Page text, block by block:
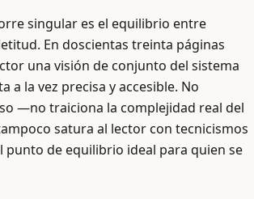
singular es el equilibrio entre
En doscientas treinta páginas
una visión de conjunto del sistema
a la vez precisa y accesible. No
—no traiciona la complejidad real del
satura al lector con tecnicismos
punto de equilibrio ideal para quien se